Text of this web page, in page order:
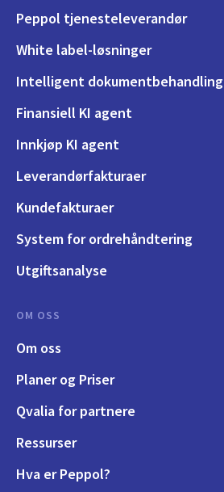
Peppol tjenesteleverandør
White label-løsninger
Intelligent dokumentbehandling
Finansiell KI agent
Innkjøp KI agent
Leverandørfakturaer
Kundefakturaer
System for ordrehåndtering
Utgiftsanalyse
OM OSS
Om oss
Planer og Priser
Qvalia for partnere
Ressurser
Hva er Peppol?